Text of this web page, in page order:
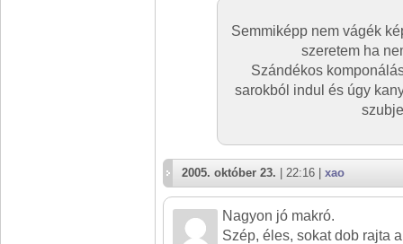
Semmiképp nem vágék
szeretem ha
Szándékos
sarokból indul és úgy
2005. október 23. | 22:16 | xao
Nagyon jó makró.
Szép, éles, sokat dob rajta